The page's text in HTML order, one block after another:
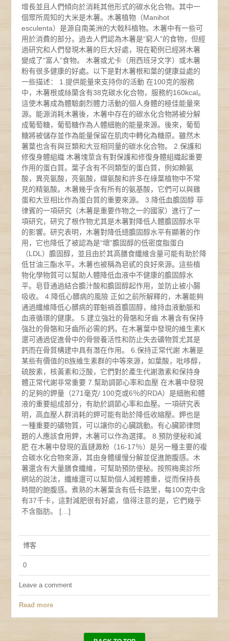
增長並且人們傾向於消耗其他形式的碳水化合物。其中一
個眾所周知的大米是木薯。木薯植物（Manihot
esculenta）是源自南美洲的大戟科植物。木薯中有一些可
用於消費的部分。過去人們認為木薯是“窮人”的食物，但經
過研究和人們發現木薯的巨大好處，現在範例已經將木薯
變成了“富人”食物。 木薯或尤卡（用西班牙文字）或木薯
粉有很多健康的好處。以下是對木薯根和葉的健康益處的
一些描述： 1.提供能量來支持你的活動 在100克的服務
中，木薯根或絲蘭含有38克碳水化合物，服務約160kcal。
這使木薯成為體驗劇烈體力活動的個人身體的極佳能量來
源。能源消耗木薯後，木薯中存在的碳水化合物將被分解
成葡萄糖，葡萄糖作為人體細胞的能量來源。後來，葡萄
糖將被儲存並作為能量保留在肌肉中轉化為糖原。雖然木
薯葉也含有與豆類和大豆相同量的碳水化合物。 2.保護和
修復身體組織 木薯塊莖含有對保護和修復身體組織起重要
作用的蛋白質。葉子含有不同類型的蛋白質，例如賴氨
酸，異亮氨酸，亮氨酸，纈氨酸和許多在綠葉植物中不常
見的精氨酸。木薯幾乎含有所有的氨基酸，它們可以與雞
蛋和大豆相比作為蛋白質的重要來源。 3.降低血膽固醇 菲
律賓的一項研究（木薯是重要作物之一的國家）進行了一
項研究，研究了根作物尤其是木薯對降低人體膽固醇水平
的影響。研究表明，木薯對降低總膽固醇水平有顯著的作
用，它也降低了被認為是“壞”膽固醇的低密度脂蛋白
（LDL）膽固醇，並且由於其高膳食纖維含量可能有助於降
低甘油三酯水平。木薯也被稱為皂甙的良好來源。這些植
物化學物質可以幫助人體降低血液中不健康的膽固醇水
平。皂苷通過結合膽汁酸和膽固醇起作用，並防止被小腸
吸收。 4.降低心髒病的風險 正如之前所解釋的，木薯能夠
通過纖維降低心髒病的罪魁禍首膽固醇，維持血液動脈和
血液循環的健康。 5.建立強壯的骨骼和牙齒 木薯含有保持
強壯的骨骼和牙齒所必需的鈣。在木薯葉中發現的維生素K
還可通過促進骨中的骨營養活性和防止失去礦物質尤其是
鈣而在骨質構建中具有潛在作用。 6.保持正常代謝 木薯是
某些有價值的B族維生素群的中等來源，如葉酸，吡哆醇，
硫胺素，核黃素和泛酸，它們對於產生代謝激素和保持身
體正常代謝非常重要 7.幫助調節心率和血壓 在木薯中發現
的足夠的鉀量（271毫克/ 100克或6％的RDA）是細胞和體
液的重要組成部分，有助於調節心率和血壓。一項研究表
明，高血壓人群消耗的鉀可能有助於降低收縮壓。鉀也是
一種重要的礦物質，可以讓你的心臟跳動。有心臟節律問
題的人應該食用鉀，木薯可以作為選擇。 8.預防便秘和減
肥 在木薯中發現的直鏈澱粉（16-17％）是另一種主要的複
合碳水化合物來源，其由身體緩慢分解並促進飽腹感。木
薯還含有大量膳食纖維，可幫助預防便秘。按照梅奧診所
網站的說法，纖維還可以幫助個人減輕體重，從而保持長
時間的飽腹感。煮熟的木薯葉含有低卡路里，每100克中含
有37千卡，這對減肥很有好處，值得注意的是，它們幾乎
不含脂肪。 […]
博客
0
Leave a comment
Read more